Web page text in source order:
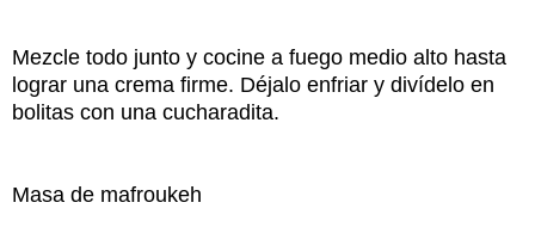
Mezcle todo junto y cocine a fuego medio alto hasta
lograr una crema firme. Déjalo enfriar y divídelo en
bolitas con una cucharadita.
Masa de mafroukeh